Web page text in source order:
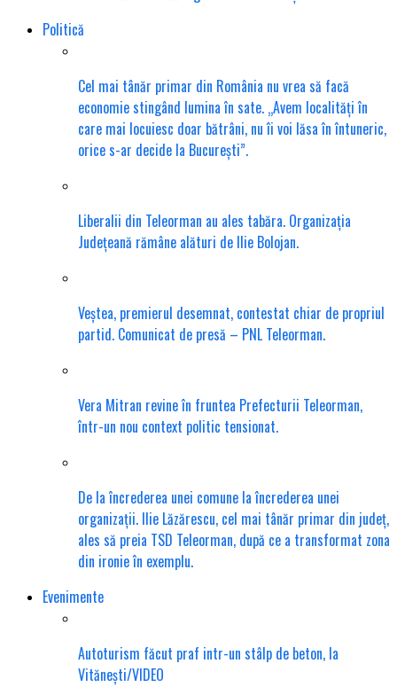
Politică
Cel mai tânăr primar din România nu vrea să facă
economie stingând lumina în sate. „Avem localități în
care mai locuiesc doar bătrâni, nu îi voi lăsa în întuneric,
orice s-ar decide la București”.
Liberalii din Teleorman au ales tabăra. Organizația
Județeană rămâne alături de Ilie Bolojan.
Veștea, premierul desemnat, contestat chiar de propriul
partid. Comunicat de presă – PNL Teleorman.
Vera Mitran revine în fruntea Prefecturii Teleorman,
într-un nou context politic tensionat.
De la încrederea unei comune la încrederea unei
organizații. Ilie Lăzărescu, cel mai tânăr primar din județ,
ales să preia TSD Teleorman, după ce a transformat zona
din ironie în exemplu.
Evenimente
Autoturism făcut praf intr-un stâlp de beton, la
Vitănești/VIDEO